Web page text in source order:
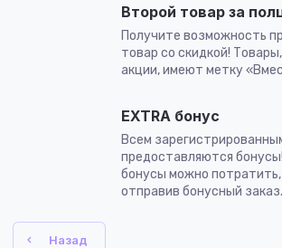
Второй товар за
Получите возможность
товар со скидкой!
акции, имеют метку
EXTRA бонус
Всем
предоставляются
бонусы можно
отправив бонусный заказ.
Назад